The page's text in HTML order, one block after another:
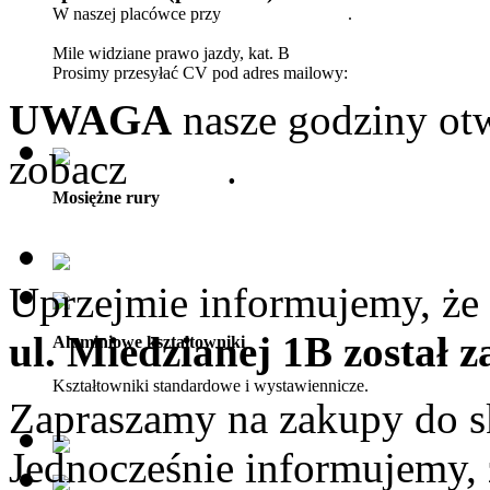
W naszej placówce przy .
Mile widziane prawo jazdy, kat. B
Prosimy przesyłać CV pod adres mailowy:
Mosiężne rury
Aluminiowe kształtowniki
Kształtowniki standardowe i wystawiennicze.
UWAGA nasze godziny
zobacz
.
Uprzejmie informujemy,
ul. Miedzianej 1B został
Zapraszamy na zakupy do
Jednocześnie